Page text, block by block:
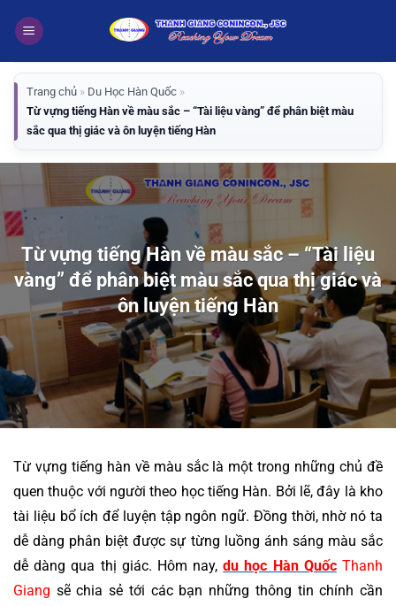
qua
dung
Trang chủ » Du Học Hàn Quốc »
Từ vựng tiếng Hàn về màu sắc – “Tài liệu vàng” để phân biệt màu
sắc qua thị giác và ôn luyện tiếng Hàn
Từ vựng tiếng Hàn về màu sắc – “Tài liệu
vàng” để phân biệt màu sắc qua thị giác và
ôn luyện tiếng Hàn
Từ vựng tiếng hàn về màu sắc là một trong những chủ đề
quen thuộc với người theo học tiếng Hàn. Bởi lẽ, đây là kho
tài liệu bổ ích để luyện tập ngôn ngữ. Đồng thời, nhờ nó ta
dễ dàng phân biệt được sự từng luồng ánh sáng màu sắc
dễ dàng qua thị giác. Hôm nay, du học Hàn Quốc Thanh
Giang sẽ chia sẻ tới các bạn những thông tin chính cần